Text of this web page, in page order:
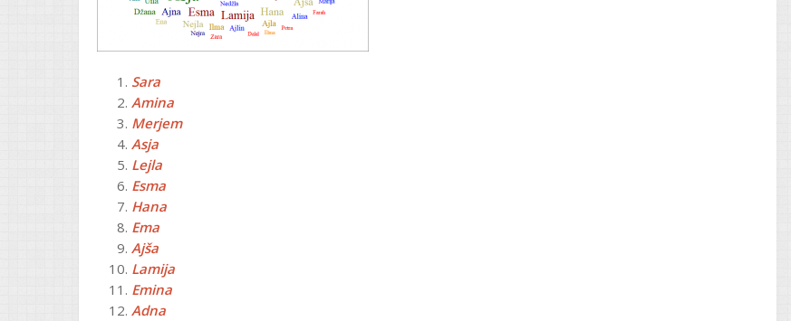
Sara
Amina
Merjem
Asja
Lejla
Esma
Hana
Ema
Ajša
Lamija
Emina
Adna